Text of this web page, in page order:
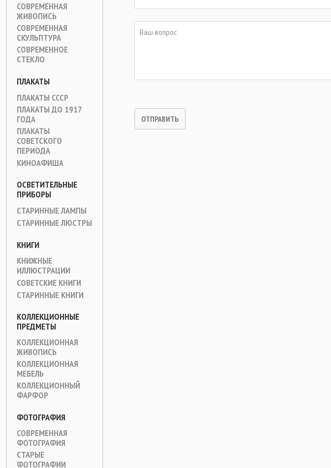
СОВРЕМЕННАЯ
ЖИВОПИСЬ
СОВРЕМЕННАЯ
СКУЛЬПТУРА
СОВРЕМЕННОЕ
СТЕКЛО
ПЛАКАТЫ
ПЛАКАТЫ СССР
ПЛАКАТЫ ДО 1917
ГОДА
ПЛАКАТЫ
СОВЕТСКОГО
ПЕРИОДА
КИНОАФИША
ОСВЕТИТЕЛЬНЫЕ
ПРИБОРЫ
СТАРИННЫЕ ЛАМПЫ
СТАРИННЫЕ ЛЮСТРЫ
КНИГИ
КНИЖНЫЕ
ИЛЛЮСТРАЦИИ
СОВЕТСКИЕ КНИГИ
СТАРИННЫЕ КНИГИ
КОЛЛЕКЦИОННЫЕ
ПРЕДМЕТЫ
КОЛЛЕКЦИОННАЯ
ЖИВОПИСЬ
КОЛЛЕКЦИОННАЯ
МЕБЕЛЬ
КОЛЛЕКЦИОННЫЙ
ФАРФОР
ФОТОГРАФИЯ
СОВРЕМЕННАЯ
ФОТОГРАФИЯ
СТАРЫЕ
ФОТОГРАФИИ